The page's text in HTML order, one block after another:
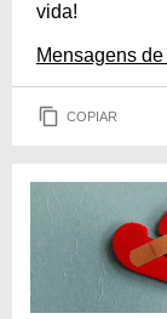
vida!
Mensagens
COPIAR